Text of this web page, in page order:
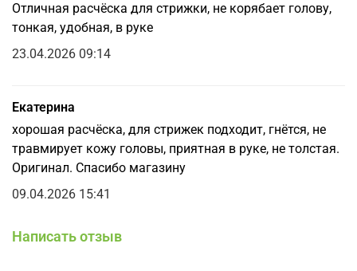
Отличная расчёска для стрижки, не корябает голову,
тонкая, удобная, в руке
23.04.2026 09:14
Екатерина
хорошая расчёска, для стрижек подходит, гнётся, не
травмирует кожу головы, приятная в руке, не толстая.
Оригинал. Спасибо магазину
09.04.2026 15:41
Написать отзыв